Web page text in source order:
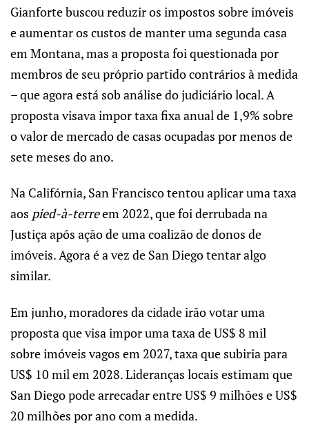
Gianforte buscou reduzir os impostos sobre imóveis
e aumentar os custos de manter uma segunda casa
em Montana, mas a proposta foi questionada por
membros de seu próprio partido contrários à medida
– que agora está sob análise do judiciário local. A
proposta visava impor taxa fixa anual de 1,9% sobre
o valor de mercado de casas ocupadas por menos de
sete meses do ano.
Na Califórnia, San Francisco tentou aplicar uma taxa
aos pied-à-terreem 2022, que foi derrubada na
Justiça após ação de uma coalizão de donos de
imóveis. Agora é a vez de San Diego tentar algo
similar.
Em junho, moradores da cidade irão votar uma
proposta que visa impor uma taxa de US$ 8 mil
sobre imóveis vagos em 2027, taxa que subiria para
US$ 10 mil em 2028. Lideranças locais estimam que
San Diego pode arrecadar entre US$ 9 milhões e US$
20 milhões por ano com a medida.